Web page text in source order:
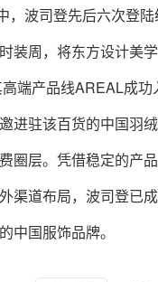
，波司登先后六次登
装周，将东方设计美
端产品线AREAL成功
进驻该百货的中国羽
圈层。凭借稳定的产
渠道布局，波司登已
中国服饰品牌。